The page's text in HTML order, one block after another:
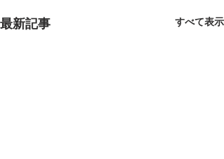
最新記事 すべて表示